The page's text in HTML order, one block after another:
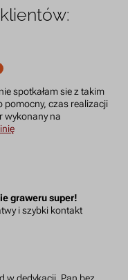
spotkałam sie z takim
czas realizacji
wykonany na
graweru super!
i szybki kontakt